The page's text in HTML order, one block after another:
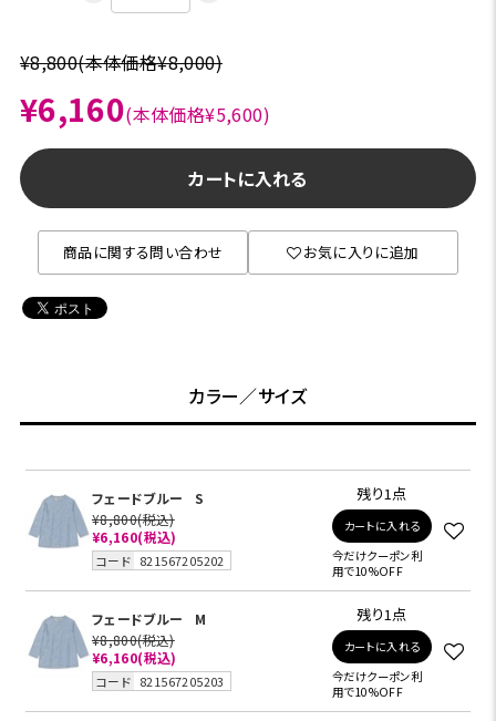
¥8,800(本体価格¥8,000)
¥6,160(本体価格¥5,600)
カートに入れる
商品に関する問い合わせ お気に入りに追加
カラー／サイズ
フェードブルー
S
¥8,800(税込)
¥6,160(税込)
コード 821567205202
残り1点
カートに入れる
今だけクーポン利
用で10%OFF
フェードブルー
M
¥8,800(税込)
¥6,160(税込)
コード 821567205203
残り1点
カートに入れる
今だけクーポン利
用で10%OFF